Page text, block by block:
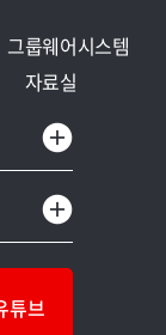
그룹웨어시스템
자료실
튜브